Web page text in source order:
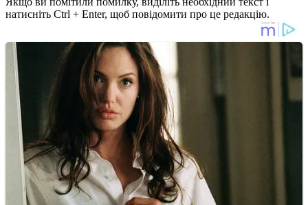
натисніть Ctrl + Enter, щоб повідомити про це редакцію.